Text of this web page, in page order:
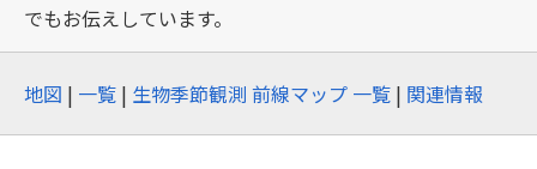
でもお伝えしています。
地図 | 一覧 | 生物季節観測 前線マップ 一覧 | 関連情報